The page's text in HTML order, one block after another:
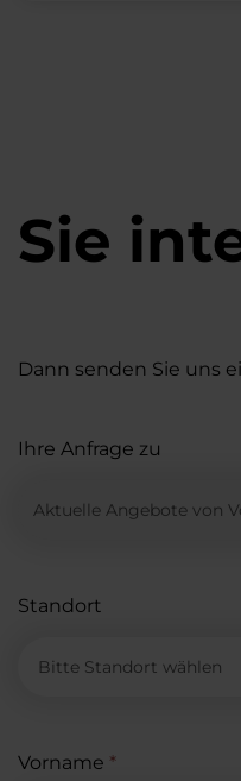
Sie
Dann senden Sie uns
Ihre Anfrage zu
Standort
Vorname *